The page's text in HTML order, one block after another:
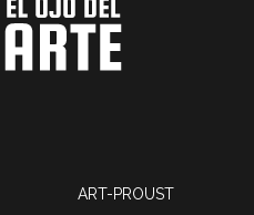
ART-PROUST